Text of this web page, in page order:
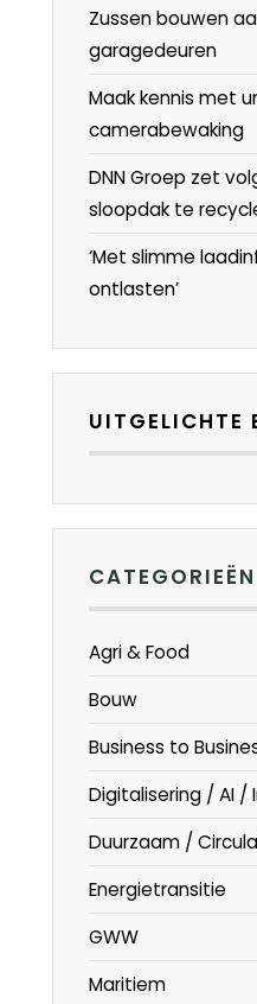
Zussen bouwen
garagedeuren
Maak kennis met
camerabewaking
DNN Groep zet
sloopdak te
‘Met slimme
ontlasten’
UITGELICHTE
CATEGORIEËN
Agri & Food
Bouw
Business to
Digitalisering / AI /
Duurzaam /
Energietransitie
GWW
Maritiem